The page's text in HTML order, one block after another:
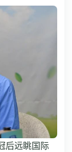
后远眺国际